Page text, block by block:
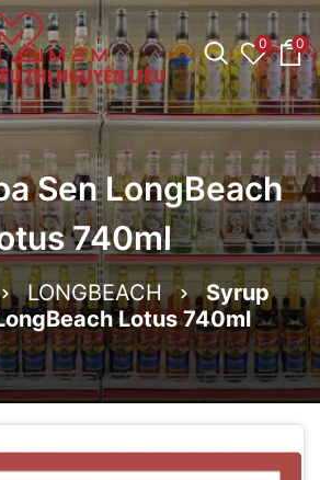
0 0
Sen LongBeach
740ml
LONGBEACH
Syrup
Lotus 740ml